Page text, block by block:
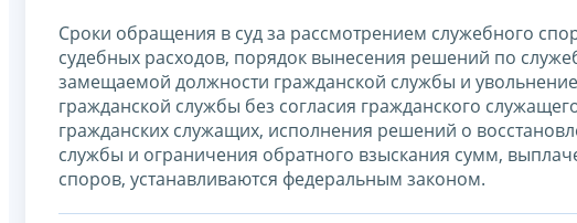
Сроки обращения в суд за рассмотрением служебного
судебных расходов, порядок вынесения решений по
замещаемой должности гражданской службы и
гражданской службы без согласия гражданского
гражданских служащих, исполнения решений о
службы и ограничения обратного взыскания сумм,
споров, устанавливаются федеральным законом.